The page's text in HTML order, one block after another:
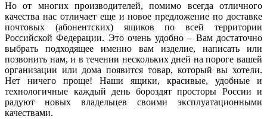
Но от многих производителей, помимо всегда отличного
качества нас отличает еще и новое предложение по доставке
почтовых (абонентских) ящиков по всей территории
Российской Федерации. Это очень удобно – Вам достаточно
выбрать подходящее именно вам изделие, написать или
позвонить нам, и в течении нескольких дней на пороге вашей
организации или дома появится товар, который вы хотели.
Нет ничего проще! Наши ящики, красивые, удобные и
технологичные каждый день бороздят просторы России и
радуют новых владельцев своими эксплуатационными
качествами.